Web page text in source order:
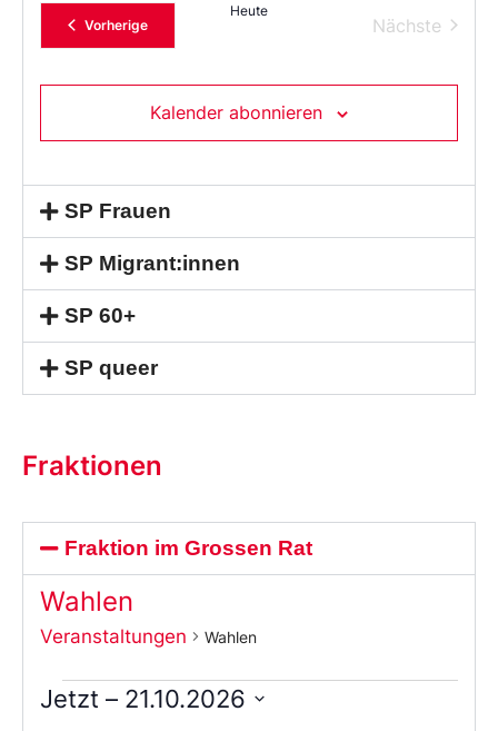
VorherigeVeranstaltungen
Heute
Nächste
Kalender abonnieren
SP Frauen
SP Migrant:innen
SP 60+
SP queer
Fraktionen
Fraktion im Grossen Rat
Wahlen
Veranstaltungen Wahlen
Jetzt – 21.10.2026